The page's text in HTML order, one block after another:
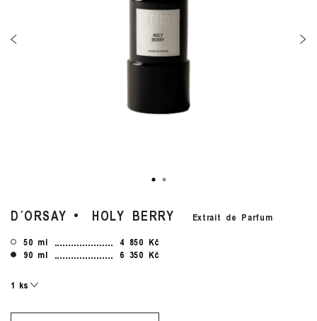
D´ORSAY HOLY BERRY
Extrait de Parfum
50 ml
4 850 Kč
90 ml
6 350 Kč